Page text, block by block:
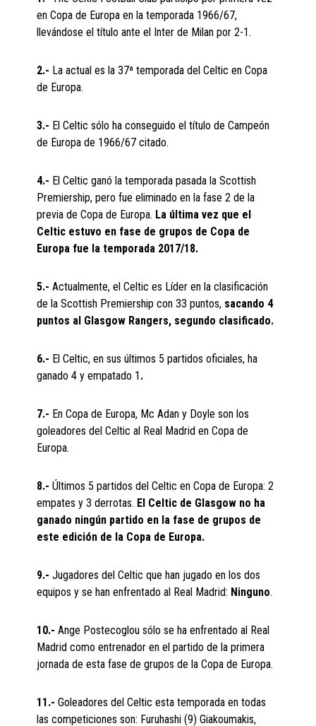
en Copa de Europa en la temporada 1966/67,
llevándose el título ante el Inter de Milan por 2-1.
2.- La actual es la 37ª temporada del Celtic en Copa
de Europa.
3.- El Celtic sólo ha conseguido el título de Campeón
de Europa de 1966/67 citado.
4.- El Celtic ganó la temporada pasada la Scottish
Premiership, pero fue eliminado en la fase 2 de la
previa de Copa de Europa. La última vez que el
Celtic estuvo en fase de grupos de Copa de
Europa fue la temporada 2017/18.
5.-Actualmente, el Celtic es Líder en la clasificación
de la Scottish Premiership con 33 puntos, sacando 4
puntos al Glasgow Rangers, segundo clasificado.
6.- El Celtic, en sus últimos 5 partidos oficiales, ha
ganado 4 y empatado 1.
7.- En Copa de Europa, Mc Adan y Doyle son los
goleadores del Celtic al Real Madrid en Copa de
Europa.
8.- Últimos 5 partidos del Celtic en Copa de Europa: 2
empates y 3 derrotas. El Celtic de Glasgow no ha
ganado ningún partido en la fase de grupos de
este edición de la Copa de Europa.
9.- Jugadores del Celtic que han jugado en los dos
equipos y se han enfrentado al Real Madrid: Ninguno.
10.- Ange Postecoglou sólo se ha enfrentado al Real
Madrid como entrenador en el partido de la primera
jornada de esta fase de grupos de la Copa de Europa.
11.- Goleadores del Celtic esta temporada en todas
las competiciones son: Furuhashi (9) Giakoumakis,